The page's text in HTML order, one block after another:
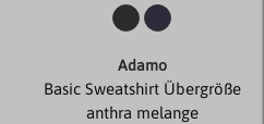
Adamo
Basic Sweatshirt Übergröße
anthra melange